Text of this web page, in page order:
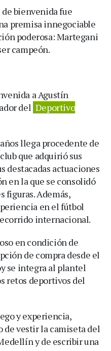
bienvenida fue
premisa innegociable
poderosa: Martegani
campeón.
a Agustín
del Deportivo
llega procedente de
que adquirió sus
destacadas actuaciones
en la que se consolidó
figuras. Además,
en el fútbol
internacional.
en condición de
de compra desde el
se integra al plantel
retos deportivos del
y experiencia,
de vestir la camiseta del
y de escribir una